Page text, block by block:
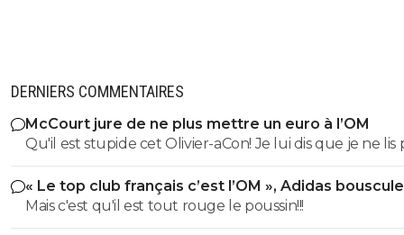
kress93-palestine
EEEE :)
eric-gf38iste-par-d-faut
DERNIERS COMMENTAIRES
McCourt jure de ne plus mettre un euro à l’OM
Qu'il est stupide cet Olivier-aCon! Je lui dis que je ne lis
ses commentaires puérils avec des émojis et il
me répondre avec ses petites images de gogol. Ça
bien ce que je dis, on voit tout de suite qu'on a affaire à
teubé.^^
« Le top club français c’est l’OM », Adidas
PSG
Mais c'est qu'il est tout rouge le poussin!!!